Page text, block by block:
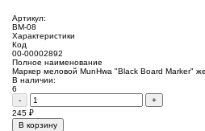
Артикул:
BM-08
Характеристики
Код
00-00002892
Полное наименование
Маркер меловой MunHwa "Black Board Marker"
В наличии:
6
-
+
245 ₽
В корзину